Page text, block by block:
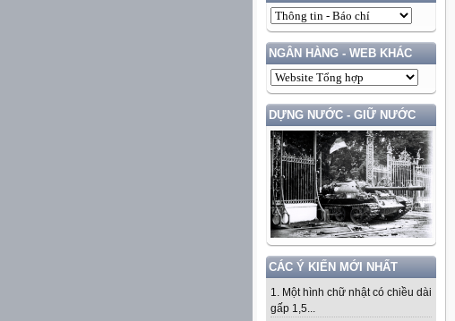
NGÂN HÀNG - WEB KHÁC
DỰNG NƯỚC - GIỮ NƯỚC
CÁC Ý KIẾN MỚI NHẤT
1. Một hình chữ nhật có chiều dài
gấp 1,5...